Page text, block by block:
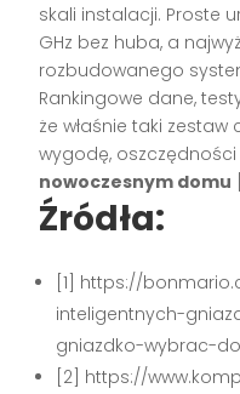
skali instalacji. Proste
GHz bez huba, a
rozbudowanego
Rankingowe dane,
że właśnie taki
wygodę,
nowoczesnym domu
Źródła:
[1] https://
inteligentnych-
gniazdko-wybrac-
[2] https://